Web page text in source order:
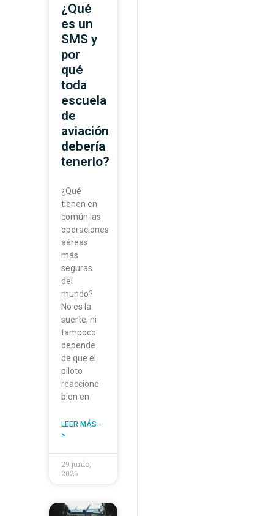
¿Qué
es un
SMS y
por
qué
toda
escuela
de
aviación
debería
tenerlo?
¿Qué
tienen en
común las
operaciones
aéreas
más
seguras
del
mundo?
No es la
suerte, ni
tampoco
depende
de que el
piloto
reaccione
bien en
LEER MÁS -
>
29 junio,
2026